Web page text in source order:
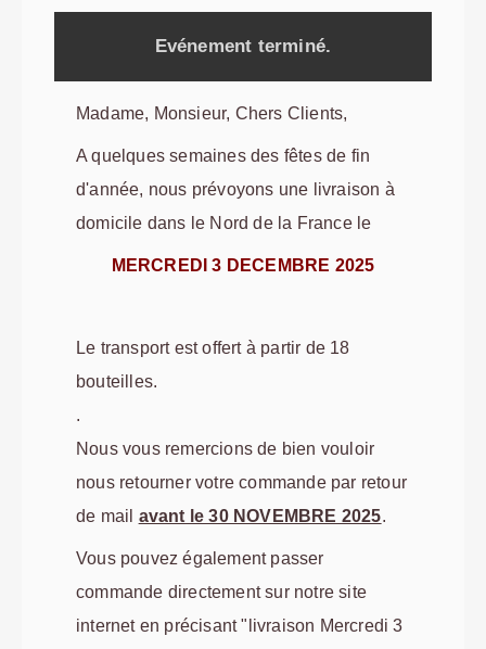
Evénement terminé.
Madame, Monsieur, Chers Clients,
A quelques semaines des fêtes de fin
d'année, nous prévoyons une livraison à
domicile dans le Nord de la France le
MERCREDI 3 DECEMBRE 2025
Le transport est offert à partir de 18
bouteilles.
.
Nous vous remercions de bien vouloir
nous retourner votre commande par retour
de mail avant le 30 NOVEMBRE 2025.
Vous pouvez également passer
commande directement sur notre site
internet en précisant "livraison Mercredi 3